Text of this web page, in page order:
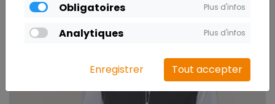
Obligatoires Plus d'infos
Analytiques Plus d'infos
Enregistrer Tout accepter